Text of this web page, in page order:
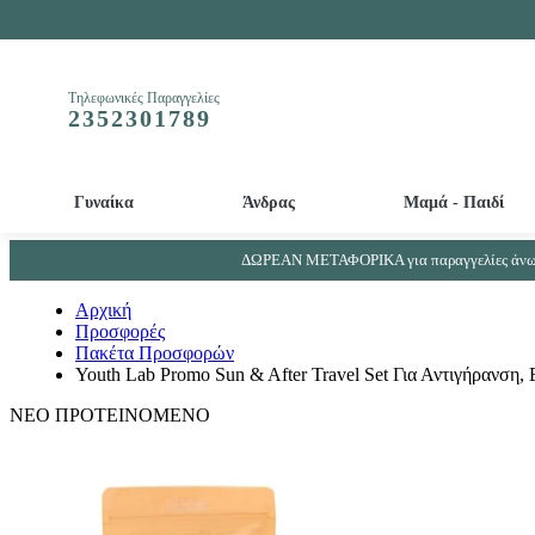
Τηλεφωνικές Παραγγελίες
2352301789
Γυναίκα Άνδρας Μαμά - Παιδί
ΔΩΡΕΑΝ ΜΕΤΑΦΟΡΙΚΑ για παραγγελίες
Αρχική
Προσφορές
Πακέτα Προσφορών
Youth Lab Promo Sun & After Travel Set Για
ΝΕΟ ΠΡΟΤΕΙΝΟΜΕΝΟ